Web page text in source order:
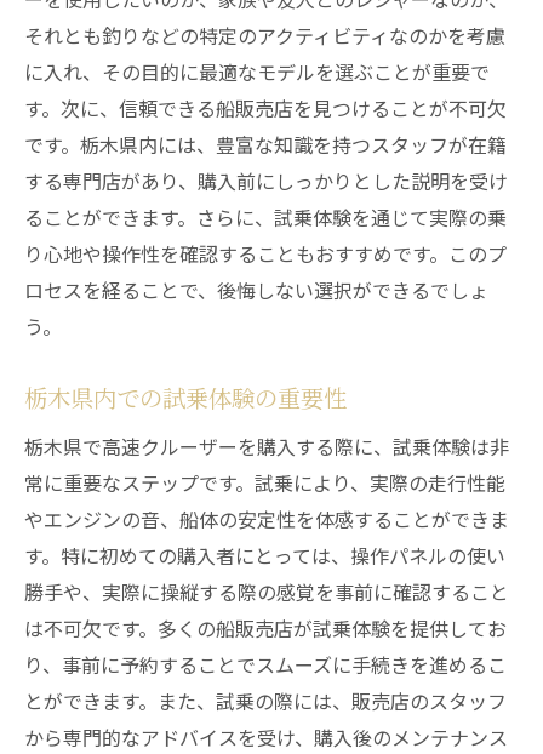
それとも釣りなどの特定のアクティビティなのかを考慮
に入れ、その目的に最適なモデルを選ぶことが重要で
す。次に、信頼できる船販売店を見つけることが不可欠
です。栃木県内には、豊富な知識を持つスタッフが在籍
する専門店があり、購入前にしっかりとした説明を受け
ることができます。さらに、試乗体験を通じて実際の乗
り心地や操作性を確認することもおすすめです。このプ
ロセスを経ることで、後悔しない選択ができるでしょ
う。
栃木県内での試乗体験の重要性
栃木県で高速クルーザーを購入する際に、試乗体験は非
常に重要なステップです。試乗により、実際の走行性能
やエンジンの音、船体の安定性を体感することができま
す。特に初めての購入者にとっては、操作パネルの使い
勝手や、実際に操縦する際の感覚を事前に確認すること
は不可欠です。多くの船販売店が試乗体験を提供してお
り、事前に予約することでスムーズに手続きを進めるこ
とができます。また、試乗の際には、販売店のスタッフ
から専門的なアドバイスを受け、購入後のメンテナンス